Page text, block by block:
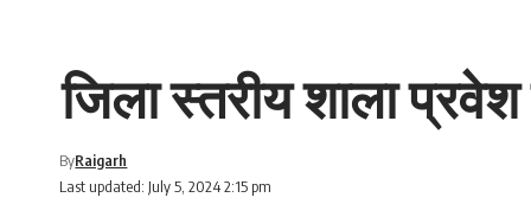
जिला स्तरीय शाला
Last updated: July 5, 2024 2:15 pm
ByRaigarh